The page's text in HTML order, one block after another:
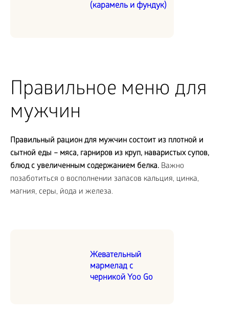
(карамель и фундук)
Правильное меню для
мужчин
Правильный рацион для мужчин состоит из плотной и
сытной еды – мяса, гарниров из круп, наваристых супов,
блюд с увеличенным содержанием белка. Важно
позаботиться о восполнении запасов кальция, цинка,
магния, серы, йода и железа.
Жевательный
мармелад с
черникой Yoo Go